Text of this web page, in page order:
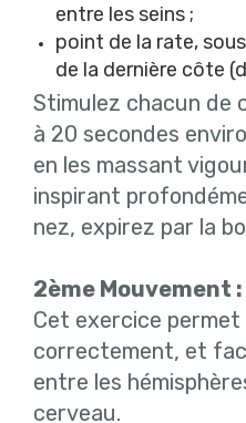
entre les seins ;
point de la rate,
de la dernière côte
Stimulez chacun de
à 20 secondes
en les massant
inspirant
nez, expirez par la
2ème Mouvement
Cet exercice permet
correctement, et
entre les
cerveau.